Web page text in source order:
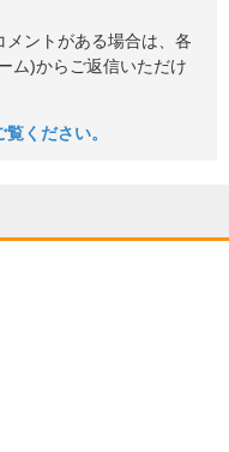
ントがある場合は、各
ム)からご返信いただけ
ください。